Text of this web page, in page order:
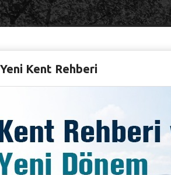
Kent Rehberi